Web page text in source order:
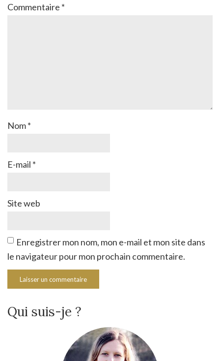
Commentaire *
Nom*
E-mail *
Site web
Enregistrer mon nom, mon e-mail et mon site dans
le navigateur pour mon prochain commentaire.
Qui suis-je ?